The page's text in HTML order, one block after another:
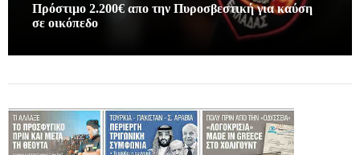
Πρόστιμο 2.200€ απο την Πυροσβεστική για καύση
σε οικόπεδο